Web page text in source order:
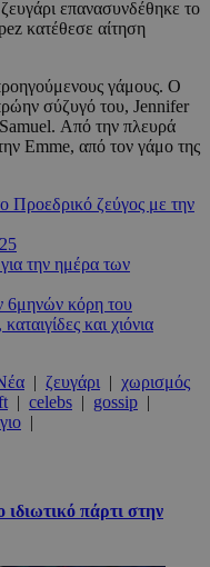
επανασυνδέθηκε το
κατέθεσε αίτηση
γάμους. Ο
σύζυγό του, Jennifer
Από την πλευρά
Emme, από τον γάμο της
Προεδρικό ζεύγος με την
την ημέρα των
6μηνών κόρη του
και χιόνια
| ζευγάρι | χωρισμός
| celebs | gossip |
|
πάρτι στην